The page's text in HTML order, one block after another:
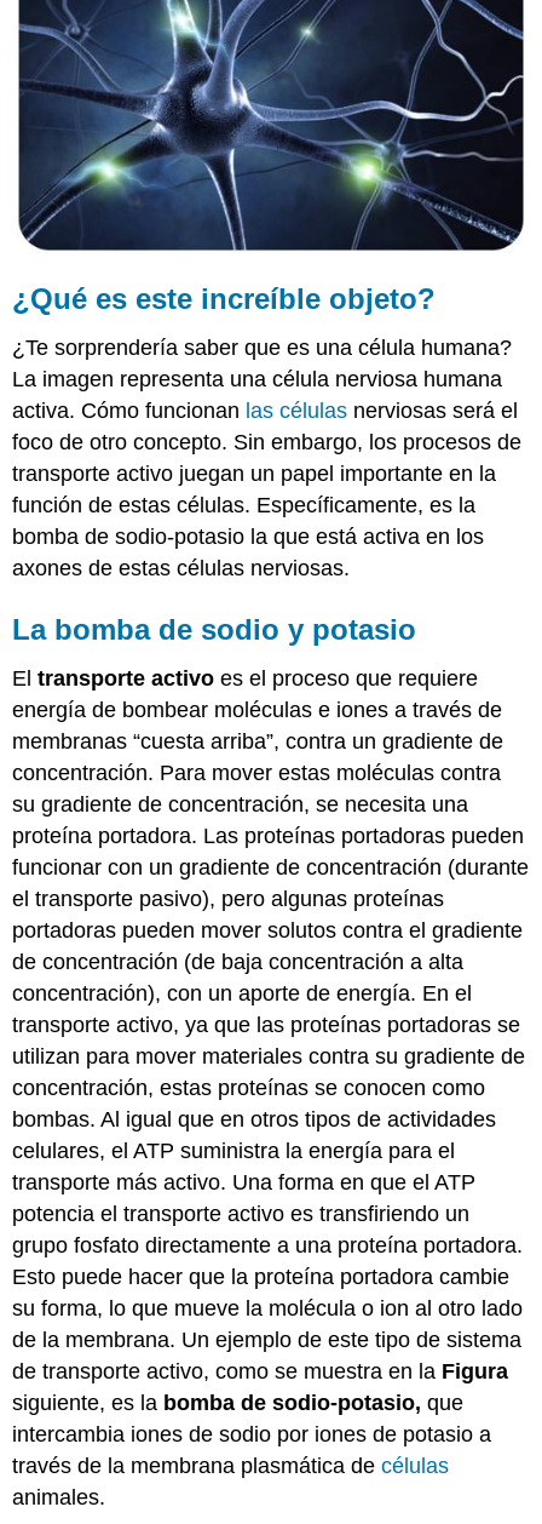
bomba
de
sodio
y
potasio
El
gradiente
electroquímico
Resumen
Revisar
¿Qué es este increíble objeto?
¿Te sorprendería saber que es una célula humana?
La imagen representa una célula nerviosa humana
activa. Cómo funcionan las células nerviosas será el
foco de otro concepto. Sin embargo, los procesos de
transporte activo juegan un papel importante en la
función de estas células. Específicamente, es la
bomba de sodio-potasio la que está activa en los
axones de estas células nerviosas.
La bomba de sodio y potasio
Eltransporte activo es el proceso que requiere
energía de bombear moléculas e iones a través de
membranas “cuesta arriba”, contra un gradiente de
concentración. Para mover estas moléculas contra
su gradiente de concentración, se necesita una
proteína portadora. Las proteínas portadoras pueden
funcionar con un gradiente de concentración (durante
el transporte pasivo), pero algunas proteínas
portadoras pueden mover solutos contra el gradiente
de concentración (de baja concentración a alta
concentración), con un aporte de energía. En el
transporte activo, ya que las proteínas portadoras se
utilizan para mover materiales contra su gradiente de
concentración, estas proteínas se conocen como
bombas. Al igual que en otros tipos de actividades
celulares, el ATP suministra la energía para el
transporte más activo. Una forma en que el ATP
potencia el transporte activo es transfiriendo un
grupo fosfato directamente a una proteína portadora.
Esto puede hacer que la proteína portadora cambie
su forma, lo que mueve la molécula o ion al otro lado
de la membrana. Un ejemplo de este tipo de sistema
de transporte activo, como se muestra en la Figura
siguiente, es la bomba de sodio-potasio, que
intercambia iones de sodio por iones de potasio a
través de la membrana plasmática decélulas
animales.